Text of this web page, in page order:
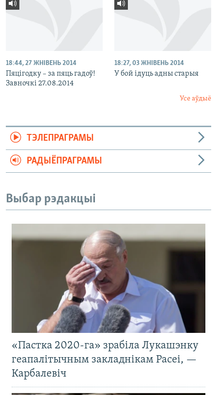
18:44, 27 ЖНІВЕНЬ 2014
Пяцігодку – за пяць гадоў!
Завночкі 27.08.2014
18:27, 03 ЖНІВЕНЬ 2014
У бой ідуць адны старыя
Усе аўдыё
ТЭЛЕПРАГРАМЫ
РАДЫЁПРАГРАМЫ
Выбар рэдакцыі
«Пастка 2020-га» зрабіла Лукашэнку
геапалітычным закладнікам Расеі, —
Карбалевіч